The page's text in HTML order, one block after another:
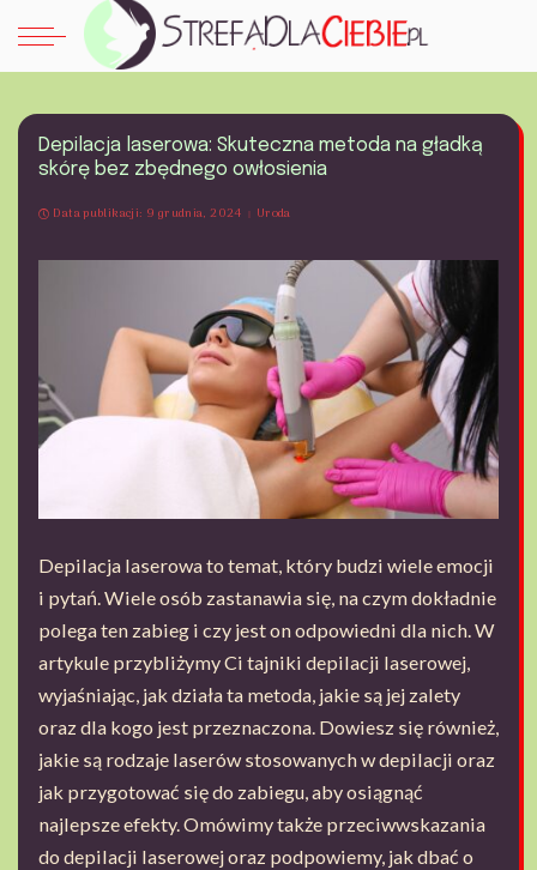
Depilacja laserowa: Skuteczna metoda na gładką
skórę bez zbędnego owłosienia
Data publikacji: 9 grudnia, 2024 Uroda
Depilacja laserowa to temat, który budzi wiele emocji
i pytań. Wiele osób zastanawia się, na czym dokładnie
polega ten zabieg i czy jest on odpowiedni dla nich. W
artykule przybliżymy Ci tajniki depilacji laserowej,
wyjaśniając, jak działa ta metoda, jakie są jej zalety
oraz dla kogo jest przeznaczona. Dowiesz się również,
jakie są rodzaje laserów stosowanych w depilacji oraz
jak przygotować się do zabiegu, aby osiągnąć
najlepsze efekty. Omówimy także przeciwwskazania
do depilacji laserowej oraz podpowiemy, jak dbać o